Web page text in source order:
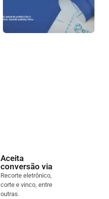
Aceita
conversão via
Recorte eletrônico,
corte e vinco, entre
outras.